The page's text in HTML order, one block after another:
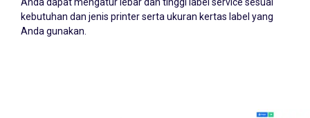
kebutuhan dan jenis printer serta ukuran kertas label yang
Anda gunakan.